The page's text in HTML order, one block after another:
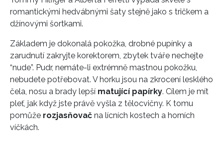
romantickými hedvábnými šaty stejně jako s tričkem a
džínovými šortkami.
Základem je dokonalá pokožka, drobné pupínky a
zarudnutí zakryjte korektorem, zbytek tváře nechejte
“nude”. Pudr, nemáte-li extrémně mastnou pokožku,
nebudete potřebovat. V horku jsou na zkrocení lesklého
čela, nosu a brady lepší matující papírky. Cílem je mít
pleť, jak když jste právě vyšla z tělocvičny. K tomu
pomůže rozjasňovač na lícních kostech a horních
víčkách.